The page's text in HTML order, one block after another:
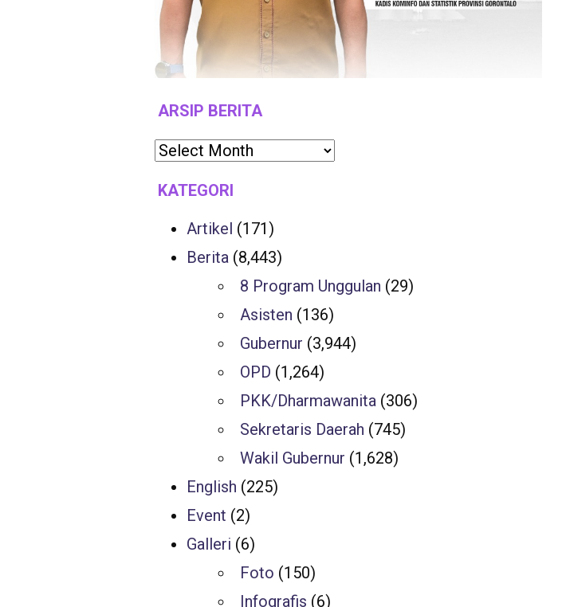
ARSIP BERITA
KATEGORI
Artikel (171)
Berita (8,443)
8 Program Unggulan (29)
Asisten (136)
Gubernur (3,944)
OPD (1,264)
PKK/Dharmawanita (306)
Sekretaris Daerah (745)
Wakil Gubernur (1,628)
English (225)
Event (2)
Galleri (6)
Foto (150)
Infografis (6)